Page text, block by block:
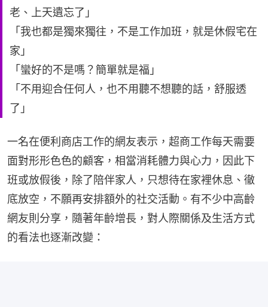
老、上天遺忘了」
「我也都是獨來獨往，不是工作加班，就是休假宅在
家」
「蠻好的不是嗎？簡單就是福」
「不用迎合任何人，也不用聽不想聽的話，舒服透
了」
一名在便利商店工作的網友表示，超商工作每天需要
面對形形色色的顧客，相當消耗體力與心力，因此下
班或放假後，除了陪伴家人，只想待在家裡休息、徹
底放空，不願再安排額外的社交活動。有不少中高齡
網友則分享，隨著年齡增長，對人際關係及生活方式
的看法也逐漸改變：